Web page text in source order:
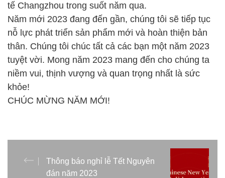
tế Changzhou trong suốt năm qua.
Năm mới 2023 đang đến gần, chúng tôi sẽ tiếp tục
nỗ lực phát triển sản phẩm mới và hoàn thiện bản
thân. Chúng tôi chúc tất cả các bạn một năm 2023
tuyệt vời. Mong năm 2023 mang đến cho chúng ta
niềm vui, thịnh vượng và quan trọng nhất là sức
khỏe!
CHÚC MỪNG NĂM MỚI!
Thông báo nghỉ lễ Tết Nguyên
đán năm 2023